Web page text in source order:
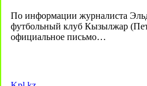
По информации журналиста
футбольный клуб Кызылжар
официальное письмо…